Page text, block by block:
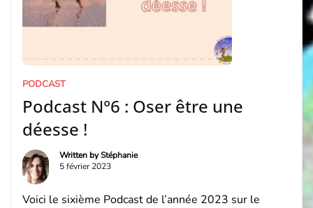
PODCAST
Podcast N°6 : Oser être une
déesse !
Written byStéphanie
5 février 2023
Voici le sixième Podcast de l’année 2023 sur le